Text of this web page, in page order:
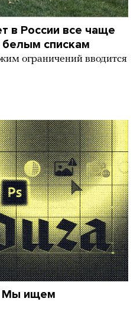
в России все чаще
белым спискам
ограничений вводится
Мы ищем